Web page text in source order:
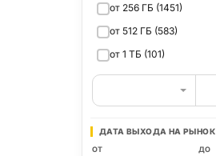
от 256 ГБ (1451)
от 512 ГБ (583)
от 1 ТБ (101)
ДАТА ВЫХОДА НА РЫНОК
ОТ ДО